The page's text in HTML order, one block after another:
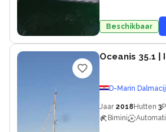
Beschikbaar
Oceanis 35.1 |
D-Marin
Jaar 2018 Hutten 3
Bimini